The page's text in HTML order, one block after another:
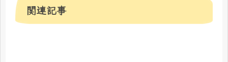
関連記事